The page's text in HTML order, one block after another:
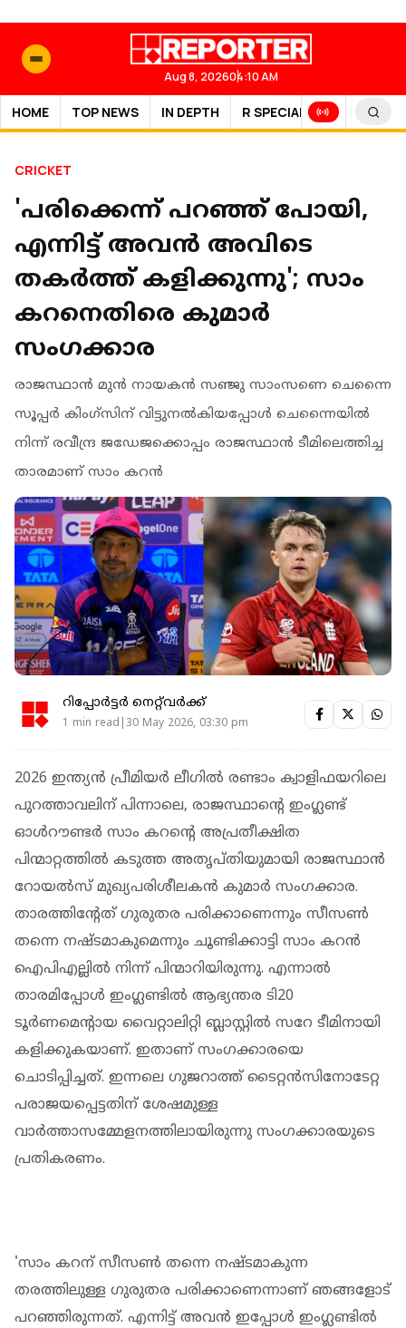
Aug 8, 202604:10 AM
HOME TOP NEWS IN DEPTH R SPECIAL SPORTS
CRICKET
'പരിക്കെന്ന് പറഞ്ഞ് പോയി,
എന്നിട്ട് അവൻ അവിടെ
തകർത്ത് കളിക്കുന്നു'; സാം
കറനെതിരെ കുമാർ
സംഗക്കാര
രാജസ്ഥാൻ മുൻ നായകൻ സഞ്ജു സാംസണെ ചെന്നൈ
സൂപ്പര്‍ കിംഗ്സിന് വിട്ടുനല്‍കിയപ്പോള്‍ ചെന്നൈയിൽ
നിന്ന് രവീന്ദ്ര ജഡേജക്കൊപ്പം രാജസ്ഥാന്‍ ടീമിലെത്തിച്ച
താരമാണ് സാം കറന്‍
റിപ്പോർട്ടർ നെറ്റ്‌വര്‍ക്ക്‌
1 min read|30 May 2026, 03:30 pm
2026 ഇന്ത്യൻ പ്രീമിയർ ലീഗിൽ രണ്ടാം ക്വാളിഫയറിലെ
പുറത്താവലിന് പിന്നാലെ, രാജസ്ഥാന്റെ ഇംഗ്ലണ്ട്
ഓൾറൗണ്ടർ സാം കറന്‍റെ അപ്രതീക്ഷിത
പിന്മാറ്റത്തിൽ കടുത്ത അതൃപ്തിയുമായി രാജസ്ഥാന്‍
റോയല്‍സ് മുഖ്യപരിശീലകന്‍ കുമാർ സംഗക്കാര.
താരത്തിന്റേത് ഗുരുതര പരിക്കാണെന്നും സീസണ്‍
തന്നെ നഷ്ടമാകുമെന്നും ചൂണ്ടിക്കാട്ടി സാം കറൻ
ഐപിഎല്ലിൽ നിന്ന് പിന്മാറിയിരുന്നു. എന്നാൽ
താരമിപ്പോൾ ഇംഗ്ലണ്ടിൽ ആഭ്യന്തര ടി20
ടൂർണമെന്‍റായ വൈറ്റാലിറ്റി ബ്ലാസ്റ്റിൽ സറേ ടീമിനായി
കളിക്കുകയാണ്. ഇതാണ് സംഗക്കാരയെ
ചൊടിപ്പിച്ചത്. ഇന്നലെ ഗുജറാത്ത് ടൈറ്റൻസിനോടേറ്റ
പരാജയപ്പെട്ടതിന് ശേഷമുള്ള
വാർത്താസമ്മേളനത്തിലായിരുന്നു സംഗക്കാരയുടെ
പ്രതികരണം.
'സാം കറന് സീസൺ തന്നെ നഷ്ടമാകുന്ന
തരത്തിലുള്ള ഗുരുതര പരിക്കാണെന്നാണ് ഞങ്ങളോട്
പറഞ്ഞിരുന്നത്. എന്നിട്ട് അവൻ ഇപ്പോൾ ഇംഗ്ലണ്ടിൽ